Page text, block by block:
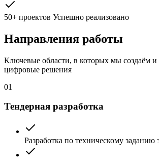
50+ проектов Успешно реализовано
Направления работы
Ключевые области, в которых мы создаём и
цифровые решения
01
Тендерная разработка
Разработка по техническому заданию